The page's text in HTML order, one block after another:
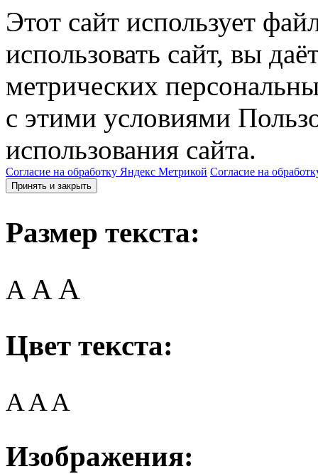
Этот сайт использует
использовать сайт, вы
метрических
с этими условиями
использования сайта.
Согласие на обработку Яндекс Метрикой Согласие на
Принять и закрыть
Размер текста:
A AA
Цвет текста:
AAA
Изображения: